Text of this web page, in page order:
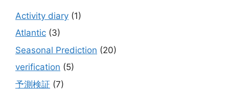
Activity diary (1)
Atlantic (3)
Seasonal Prediction (20)
verification (5)
予測検証 (7)